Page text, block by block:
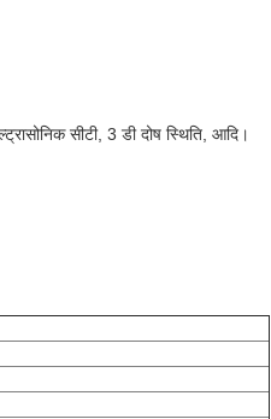
सीटी, 3 डी दोष स्थिति, आदि।